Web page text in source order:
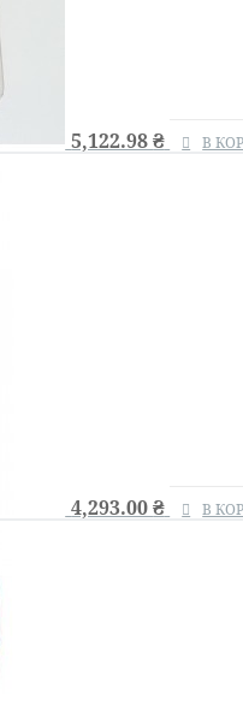
5,122.98₴ В
4,293.00₴ В